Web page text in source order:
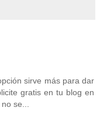
sirve más para dar
gratis en tu blog en
se...